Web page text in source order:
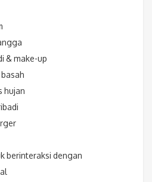
& make-up
hujan
berinteraksi dengan